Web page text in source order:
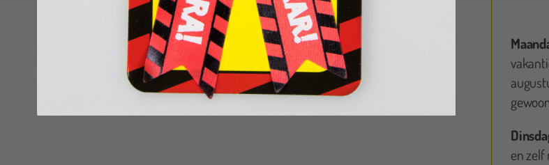
Geen producten in de winkelwagen.
en
Zaterdag netjes tussen de aangegeven tijd opgehaald, we
maar dat was niet nodig van de jonge dame.
Top geregeld.